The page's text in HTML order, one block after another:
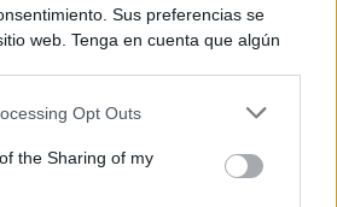
Sus preferencias se
web. Tenga en cuenta que algún
Puede cambiar sus preferencias
clic en el botón "Privacidad" en la
web.
Opt Outs
the Sharing of my
Castilla-La Mancha exige reforzar la